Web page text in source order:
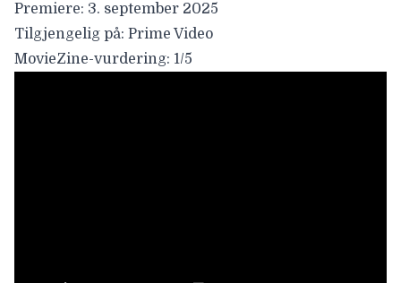
Premiere: 3. september 2025
Tilgjengelig på: Prime Video
MovieZine-vurdering: 1/5